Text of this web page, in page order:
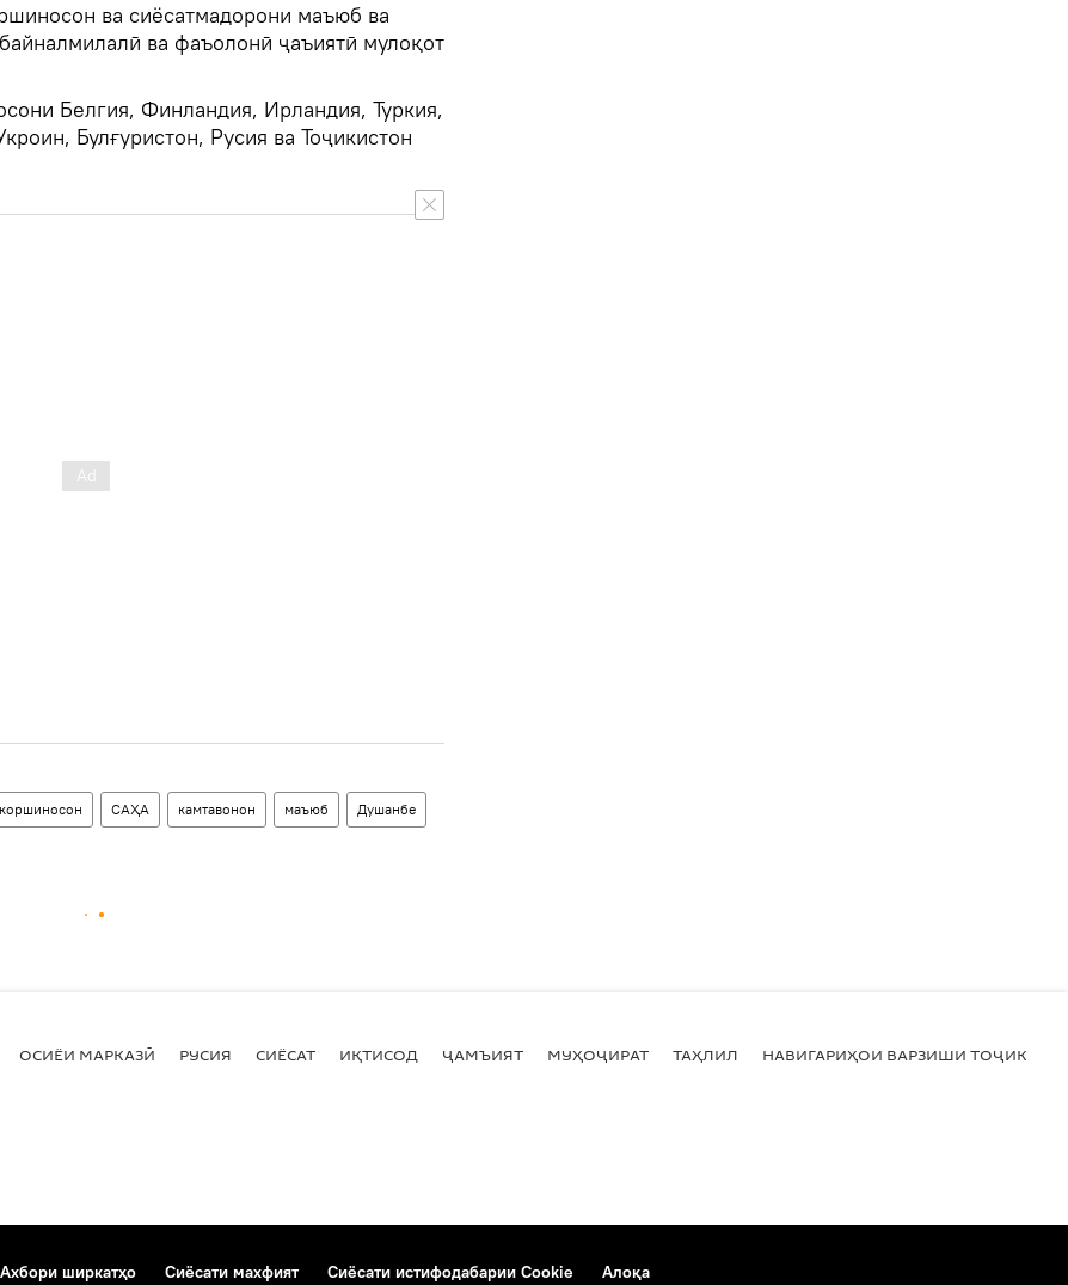
ва сиёсатмадорони маъюб ва
ва фаъолонӣ ҷаъиятӣ мулоқот
Белгия, Финландия, Ирландия, Туркия,
Булғуристон, Русия ва Тоҷикистон
коршиносон САҲА камтавонон маъюб Душанбе
ОСИЁИ МАРКАЗӢ РУСИЯ СИЁСАТ ИҚТИСОД ҶАМЪИЯТ МУҲОҶИРАТ ТАҲЛИЛ НАВИГАРИҲОИ ВАРЗИШИ
Ахбори ширкатҳо Сиёсати махфият Сиёсати истифодабарии Cookie Алоқа